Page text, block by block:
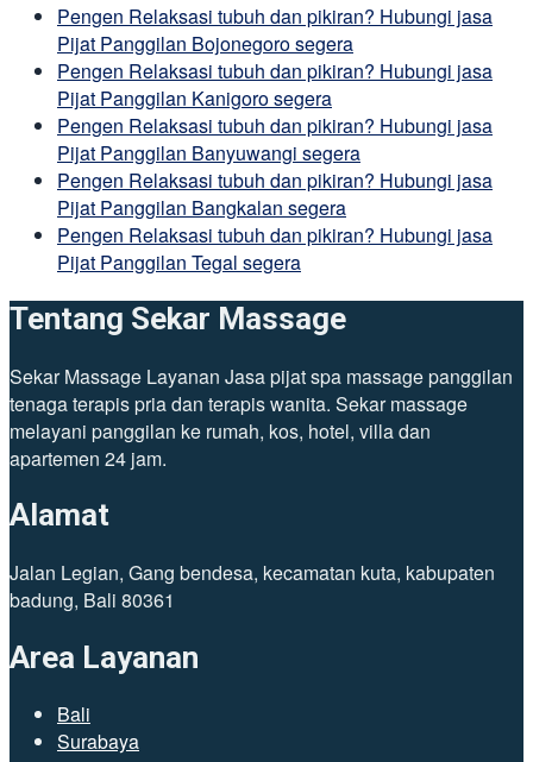
Pengen Relaksasi tubuh dan pikiran? Hubungi jasa
Pijat Panggilan Bojonegoro segera
Pengen Relaksasi tubuh dan pikiran? Hubungi jasa
Pijat Panggilan Kanigoro segera
Pengen Relaksasi tubuh dan pikiran? Hubungi jasa
Pijat Panggilan Banyuwangi segera
Pengen Relaksasi tubuh dan pikiran? Hubungi jasa
Pijat Panggilan Bangkalan segera
Pengen Relaksasi tubuh dan pikiran? Hubungi jasa
Pijat Panggilan Tegal segera
Tentang Sekar Massage
Sekar Massage Layanan Jasa pijat spa massage panggilan
tenaga terapis pria dan terapis wanita. Sekar massage
melayani panggilan ke rumah, kos, hotel, villa dan
apartemen 24 jam.
Alamat
Jalan Legian, Gang bendesa, kecamatan kuta, kabupaten
badung, Bali 80361
Area Layanan
Bali
Surabaya